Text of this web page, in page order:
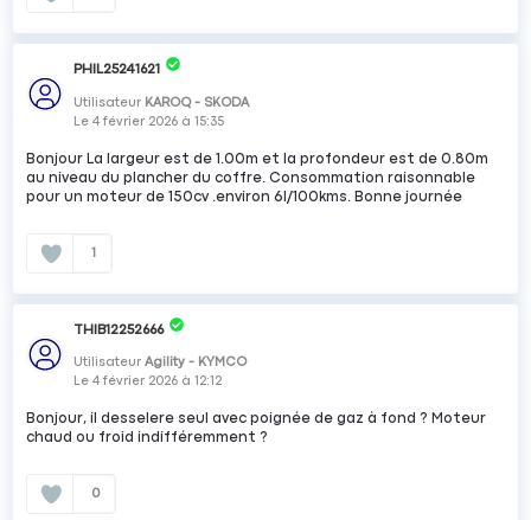
PHIL25241621
Utilisateur KAROQ - SKODA
Le4 février 2026 à15:35
Bonjour La largeur est de 1.00m et la profondeur est de 0.80m
au niveau du plancher du coffre. Consommation raisonnable
pour un moteur de 150cv .environ 6l/100kms. Bonne journée
1
THIB12252666
UtilisateurAgility - KYMCO
Le4 février 2026 à12:12
Bonjour, il desselere seul avec poignée de gaz à fond ? Moteur
chaud ou froid indifféremment ?
0